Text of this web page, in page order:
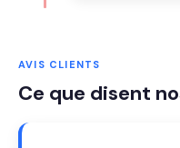
AVIS CLIENTS
Ce que disent